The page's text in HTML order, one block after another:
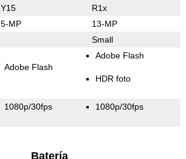
Y15 R1x
5-MP 13-MP
Small
Adobe Flash
Adobe Flash
HDR foto
1080p/30fps 1080p/30fps
Batería